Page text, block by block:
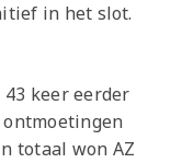
in het slot.
keer eerder
ontmoetingen
totaal won AZ